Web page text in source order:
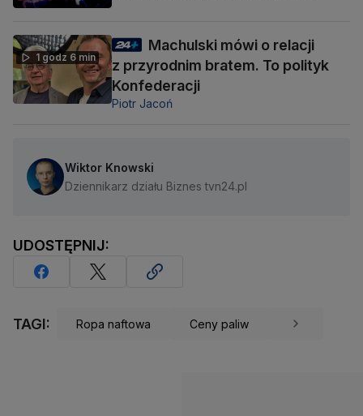
1 godz 6 min
Machulski mówi o relacji
z przyrodnim bratem. To polityk
Konfederacji
Piotr Jacoń
Wiktor Knowski
Dziennikarz działu Biznes tvn24.pl
UDOSTĘPNIJ:
TAGI: Ropa naftowa Ceny paliw